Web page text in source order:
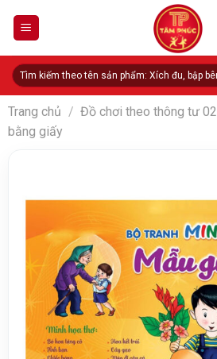
Tìm
kiếm:
Trang chủ / Đồ chơi theo thông tư 02
bằng giấy